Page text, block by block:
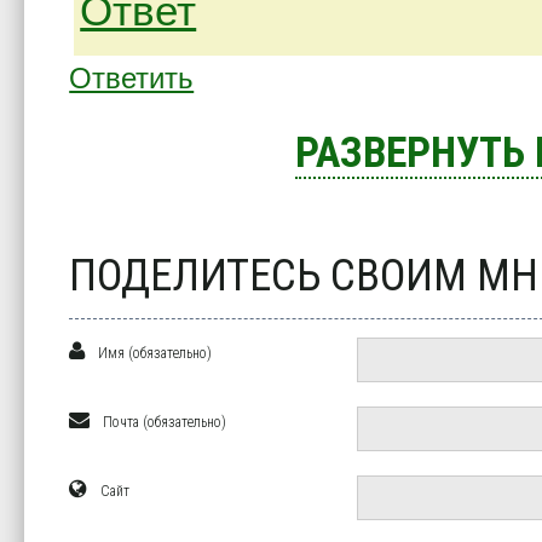
Ответ
Ответить
ПОДЕЛИТЕСЬ СВОИМ
Имя (обязательно)
Почта (обязательно)
Сайт